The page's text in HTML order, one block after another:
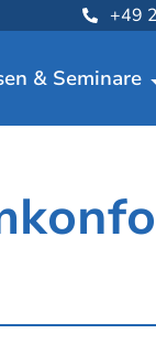
+49
& Seminare